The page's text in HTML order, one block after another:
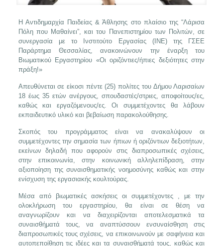
Η Αντιδημαρχία Παιδείας & Άθλησης στο πλαίσιο της “Λάρισα
Πόλη που Μαθαίνει”, και του Πανεπιστημίου των Πολιτών, σε
συνεργασία με το Ινστιτούτο Εργασίας (ΙΝΕ) της ΓΣΕΕ
Παράρτημα Θεσσαλίας, ανακοινώνουν την έναρξη του
Βιωματικού Εργαστηρίου «Οι οριζόντιες/ήπιες δεξιότητες στην
πράξη!»
Απευθύνεται σε είκοσι πέντε (25) πολίτες του Δήμου Λαρισαίων
18 έως 35 ετών ανέργους, σπουδαστές/στριες, αποφοίτους/ες,
καθώς και εργαζόμενους/ες. Οι συμμετέχοντες θα λάβουν
εκπαιδευτικό υλικό και βεβαίωση παρακολούθησης.
Σκοπός του προγράμματος είναι να ανακαλύψουν οι
συμμετέχοντες την σημασία των ήπιων ή οριζόντιων δεξιοτήτων,
εκείνων δηλαδή που αφορούν στις διαπροσωπικές σχέσεις,
στην επικοινωνία, στην κοινωνική αλληλεπίδραση, στην
αξιοποίηση της συναισθηματικής νοημοσύνης καθώς και στην
ενίσχυση της εργασιακής κουλτούρας.
Μέσα από βιωματικές ασκήσεις οι συμμετέχοντες , με την
ολοκλήρωση του εργαστηρίου, θα είναι σε θέση να
αναγνωρίζουν και να διαχειρίζονται αποτελεσματικά τα
συναισθήματά τους, να αναπτύσσουν ενσυναίσθηση στις
διαπροσωπικές τους σχέσεις, να επικοινωνούν με σαφήνεια και
αυτοπεποίθηση τις ιδέες και τα συναισθήματά τους, καθώς και